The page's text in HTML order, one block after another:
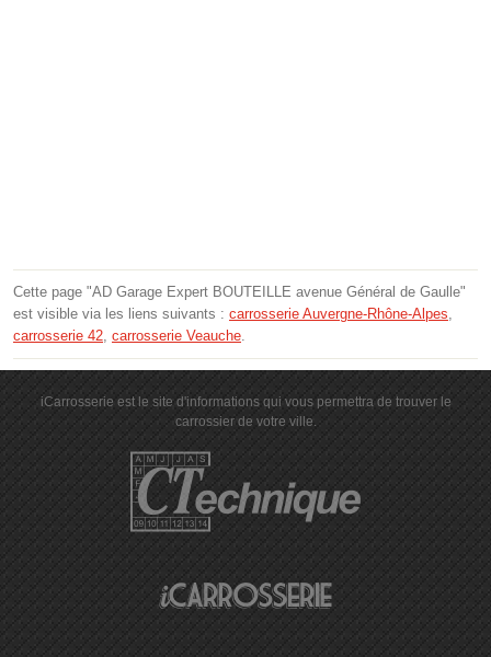
Cette page "AD Garage Expert BOUTEILLE avenue Général de Gaulle"
est visible via les liens suivants : carrosserie Auvergne-Rhône-Alpes,
carrosserie 42, carrosserie Veauche.
iCarrosserie est le site d'informations qui vous permettra de trouver le
carrossier de votre ville.